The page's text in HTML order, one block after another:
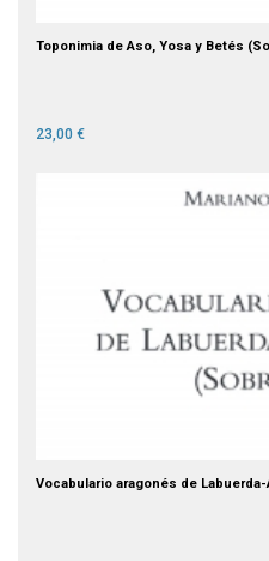
Toponimia de Aso, Yosa y Betés
23,00 €
Vocabulario aragonés de